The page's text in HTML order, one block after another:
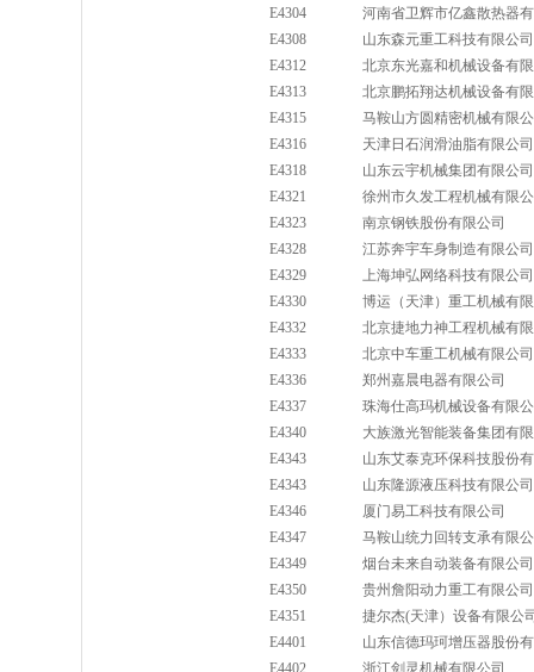
E4304
河南省卫辉市亿鑫散热器
E4308
山东森元重工科技有限公司
E4312
北京东光嘉和机械设备有
E4313
北京鹏拓翔达机械设备有
E4315
马鞍山方圆精密机械有限
E4316
天津日石润滑油脂有限公司
E4318
山东云宇机械集团有限公司
E4321
徐州市久发工程机械有限
E4323
南京钢铁股份有限公司
E4328
江苏奔宇车身制造有限公司
E4329
上海坤弘网络科技有限公司
E4330
博运（天津）重工机械有
E4332
北京捷地力神工程机械有
E4333
北京中车重工机械有限公司
E4336
郑州嘉晨电器有限公司
E4337
珠海仕高玛机械设备有限
E4340
大族激光智能装备集团有
E4343
山东艾泰克环保科技股份
E4343
山东隆源液压科技有限公司
E4346
厦门易工科技有限公司
E4347
马鞍山统力回转支承有限
E4349
烟台未来自动装备有限公司
E4350
贵州詹阳动力重工有限公司
E4351
捷尔杰(天津）设备有限公
E4401
山东信德玛珂增压器股份
E4402
浙江剑灵机械有限公司